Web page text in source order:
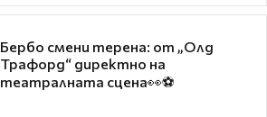
Бербо смени терена: от „Олд
Трафорд“ директно на
театралната сцена👀⚽